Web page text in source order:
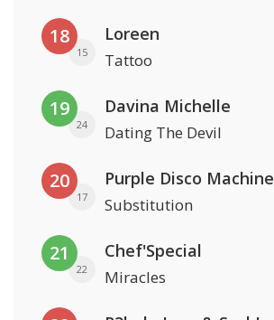
18
15
Loreen
Tattoo
19
24
Davina Michelle
Dating The Devil
20
17
Purple Disco
Substitution
21
22
Chef'Special
Miracles